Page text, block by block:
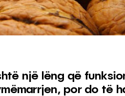
një lëng që
por do të